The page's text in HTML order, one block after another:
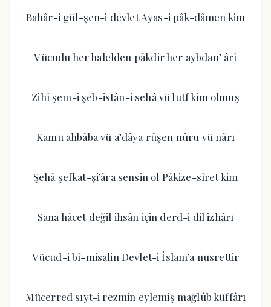
Bahâr-i gül-şen-i devlet Ayas-i pâk-dâmen kim
Vücudu her halelden pâkdir her aybdan’ ârî
Zihî şem-i şeb-istân-i sehâ vü lutf kim olmuş
Kamu ahbâba vü a’dâya rûşen nûru vü nârı
Şehâ şefkat-şi’âra sensin ol Pâkize-sîret kim
Sana hâcet değil ihsân için derd-i dil izhârı
Vücud-i bî-misalin Devlet-i İslam’a nusrettir
Mücerred sıyt-i rezmin eylemiş mağlûb küffârı